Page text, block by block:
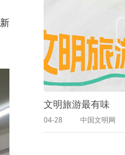
文明旅游最有味
04-28 中国文明网